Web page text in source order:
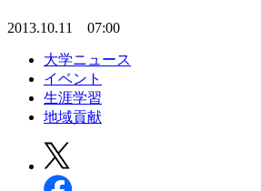
2013.10.11 07:00
大学ニュース
イベント
生涯学習
地域貢献